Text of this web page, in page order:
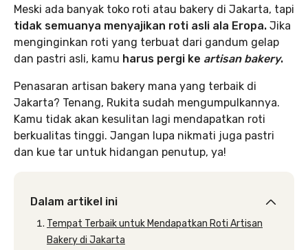
Meski ada banyak toko roti atau bakery di Jakarta, tapi
tidak semuanya menyajikan roti asli ala Eropa. Jika
menginginkan roti yang terbuat dari gandum gelap
dan pastri asli, kamu harus pergi ke artisan bakery.
Penasaran artisan bakery mana yang terbaik di
Jakarta? Tenang, Rukita sudah mengumpulkannya.
Kamu tidak akan kesulitan lagi mendapatkan roti
berkualitas tinggi. Jangan lupa nikmati juga pastri
dan kue tar untuk hidangan penutup, ya!
Dalam artikel ini
Tempat Terbaik untuk Mendapatkan Roti Artisan
Bakery di Jakarta